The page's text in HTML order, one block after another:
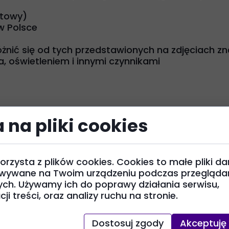
Polsce
się od tych przedstawionych na zdjęciach
oświetleniem i innymi czynnikami
na wyjazd
się na metce), dla efektu wymaga prasowania
(długość rękawa od nasady rękawa, długość
na pliki cookies
z plików cookies. Cookies to małe pliki
na Twoim urządzeniu podczas
Używamy ich do poprawy działania serwisu,
treści, oraz analizy ruchu na stronie.
Dostosuj zgody Akceptuję